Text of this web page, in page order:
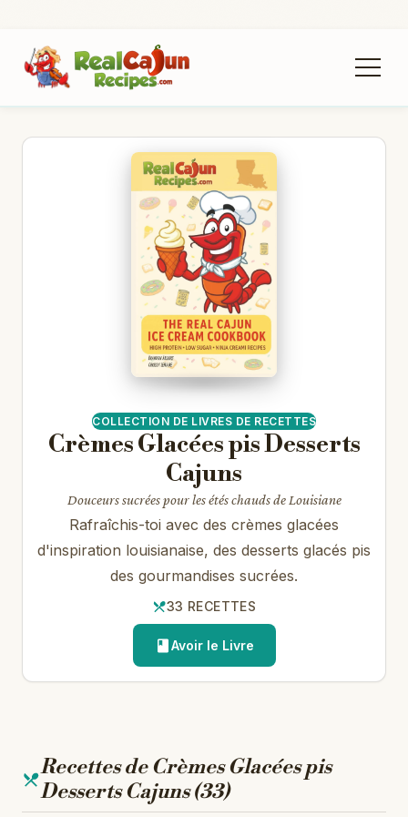
COLLECTION DE LIVRES DE RECETTES
Crèmes Glacées pis Desserts
Cajuns
Douceurs sucrées pour les étés chauds de Louisiane
Rafraîchis-toi avec des crèmes glacées
d'inspiration louisianaise, des desserts glacés pis
des gourmandises sucrées.
33 RECETTES
Avoir le Livre
Recettes de Crèmes Glacées pis
Desserts Cajuns (33)